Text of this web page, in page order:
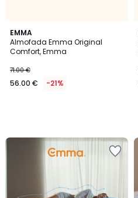
EMMA
Almofada Emma Original
Comfort, Emma
71.00 €
56.00 € -21%